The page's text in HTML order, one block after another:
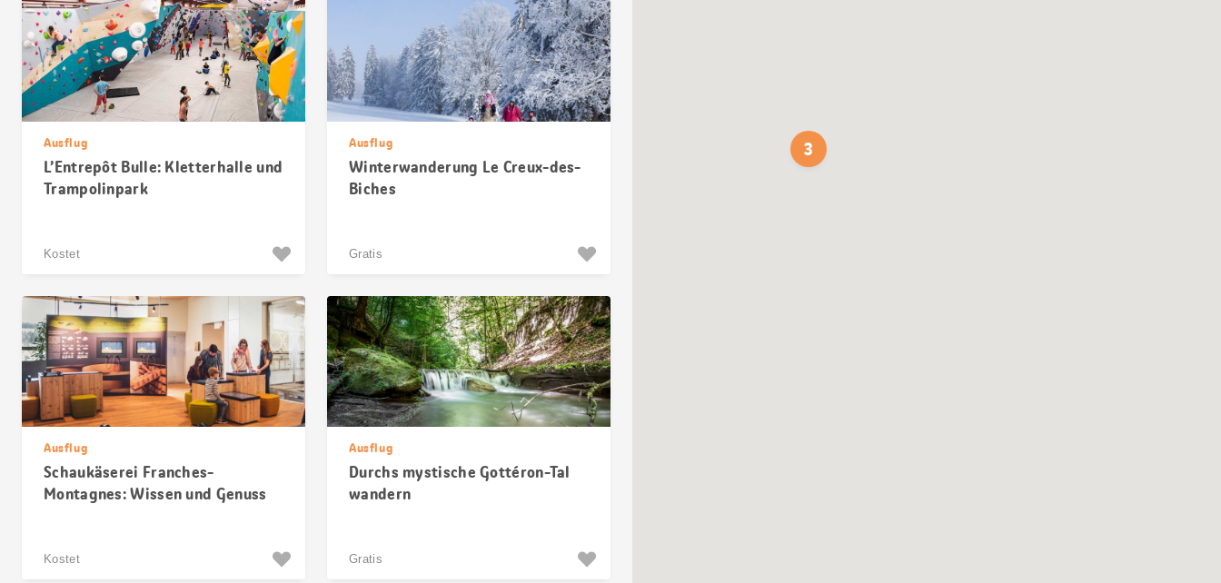
Ausflug
L’Entrepôt Bulle: Kletterhalle und
Trampolinpark
Kostet
Ausflug
Winterwanderung Le Creux-des-
Biches
Gratis
Ausflug
Schaukäserei Franches-
Montagnes: Wissen und Genuss
Kostet
Ausflug
Durchs mystische Gottéron-Tal
wandern
Gratis
3